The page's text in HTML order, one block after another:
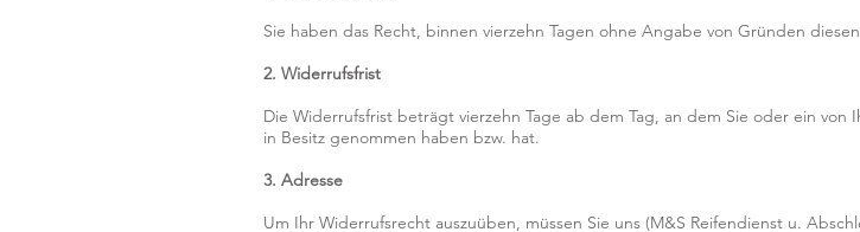
Sie haben das Recht, binnen vierzehn Tagen ohne Angabe von Gründen
2. Widerrufsfrist
Die Widerrufsfrist beträgt vierzehn Tage ab dem Tag, an dem Sie oder ein
in Besitz genommen haben bzw. hat.
3. Adresse
Um Ihr Widerrufsrecht auszuüben, müssen Sie uns (M&S Reifendienst u.